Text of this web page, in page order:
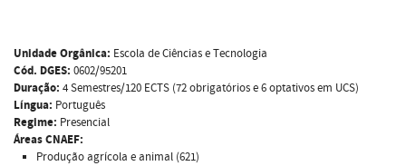
Unidade Orgânica: Escola de Ciências e Tecnologia
Cód. DGES: 0602/95201
Duração: 4 Semestres/120 ECTS (72 obrigatórios e 6 optativos em UCS)
Língua: Português
Regime: Presencial
Áreas CNAEF:
Produção agrícola e animal (621)